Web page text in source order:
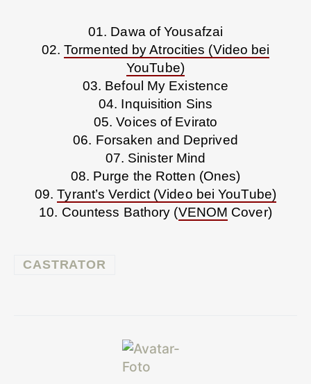
01. Dawa of Yousafzai
02. Tormented by Atrocities (Video bei
YouTube)
03. Befoul My Existence
04. Inquisition Sins
05. Voices of Evirato
06. Forsaken and Deprived
07. Sinister Mind
08. Purge the Rotten (Ones)
09.Tyrant’s Verdict (Video bei YouTube)
10. Countess Bathory (VENOM Cover)
CASTRATOR